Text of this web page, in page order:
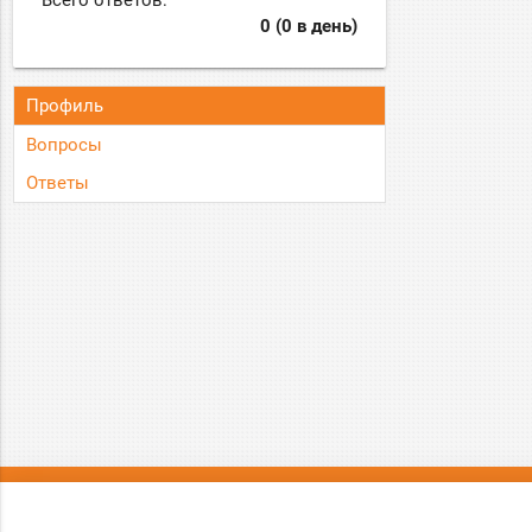
0 (0 в день)
Профиль
Вопросы
Ответы